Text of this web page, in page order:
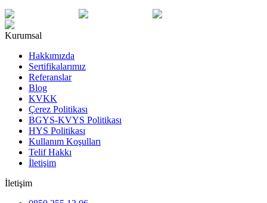
Kurumsal
Hakkımızda
Sertifikalarımız
Referanslar
Blog
KVKK
Çerez Politikası
BGYS-KVYS Politikası
HYS Politikası
Kullanım Koşulları
Telif Hakkı
İletişim
İletişim